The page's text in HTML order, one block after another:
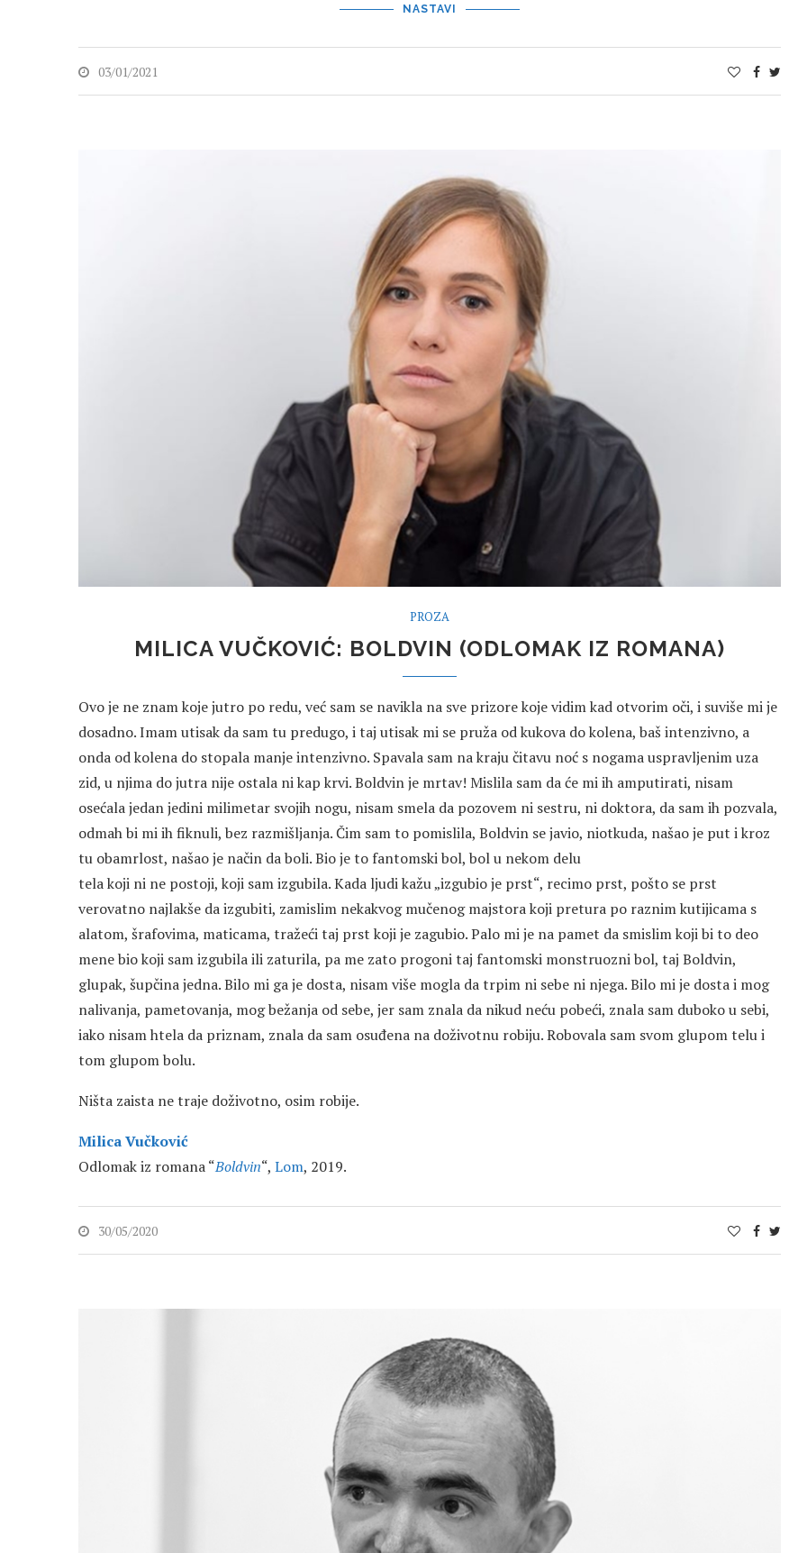
NASTAVI
03/01/2021
PROZA
MILICA VUČKOVIĆ: BOLDVIN (ODLOMAK IZ ROMANA)
Ovo je ne znam koje jutro po redu, već sam se navikla na sve prizore koje vidim kad otvorim oči, i suviše mi je
dosadno. Imam utisak da sam tu predugo, i taj utisak mi se pruža od kukova do kolena, baš intenzivno, a
onda od kolena do stopala manje intenzivno. Spavala sam na kraju čitavu noć s nogama uspravljenim uza
zid, u njima do jutra nije ostala ni kap krvi. Boldvin je mrtav! Mislila sam da će mi ih amputirati, nisam
osećala jedan jedini milimetar svojih nogu, nisam smela da pozovem ni sestru, ni doktora, da sam ih pozvala,
odmah bi mi ih fiknuli, bez razmišljanja. Čim sam to pomislila, Boldvin se javio, niotkuda, našao je put i kroz
tu obamrlost, našao je način da boli. Bio je to fantomski bol, bol u nekom delu
tela koji ni ne postoji, koji sam izgubila. Kada ljudi kažu „izgubio je prst“, recimo prst, pošto se prst
verovatno najlakše da izgubiti, zamislim nekakvog mučenog majstora koji pretura po raznim kutijicama s
alatom, šrafovima, maticama, tražeći taj prst koji je zagubio. Palo mi je na pamet da smislim koji bi to deo
mene bio koji sam izgubila ili zaturila, pa me zato progoni taj fantomski monstruozni bol, taj Boldvin,
glupak, šupčina jedna. Bilo mi ga je dosta, nisam više mogla da trpim ni sebe ni njega. Bilo mi je dosta i mog
nalivanja, pametovanja, mog bežanja od sebe, jer sam znala da nikud neću pobeći, znala sam duboko u sebi,
iako nisam htela da priznam, znala da sam osuđena na doživotnu robiju. Robovala sam svom glupom telu i
tom glupom bolu.
Ništa zaista ne traje doživotno, osim robije.
Milica Vučković
Odlomak iz romana “Boldvin“, Lom, 2019.
30/05/2020